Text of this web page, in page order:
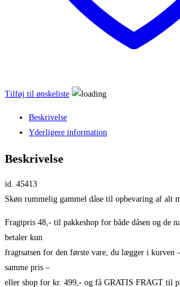
Tilføj til ønskeliste
Beskrivelse
Yderligere information
Beskrivelse
id. 45413
Skøn rummelig gammel dåse til opbevaring af alt
Fragtpris 48,- til pakkeshop for både dåsen og de
betaler kun
fragtsatsen for den første vare, du lægger i kurven
samme pris –
eller shop for kr. 499,- og få GRATIS FRAGT til